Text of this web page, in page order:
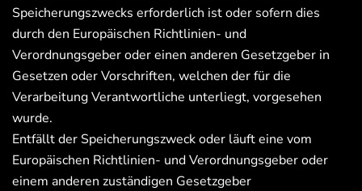
Speicherungszwecks erforderlich ist oder sofern dies
durch den Europäischen Richtlinien- und
Verordnungsgeber oder einen anderen Gesetzgeber in
Gesetzen oder Vorschriften, welchen der für die
Verarbeitung Verantwortliche unterliegt, vorgesehen
wurde.
Entfällt der Speicherungszweck oder läuft eine vom
Europäischen Richtlinien- und Verordnungsgeber oder
einem anderen zuständigen Gesetzgeber